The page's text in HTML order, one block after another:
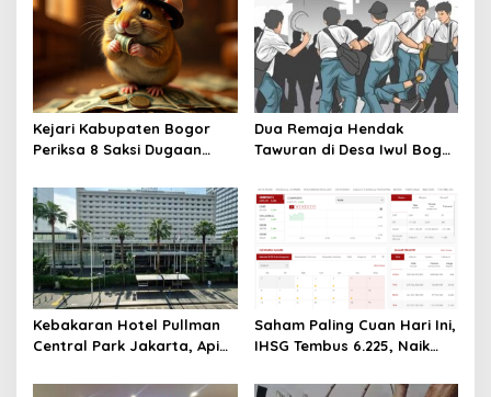
Kejari Kabupaten Bogor
Periksa 8 Saksi Dugaan
Pemkab dan Pihak Swasta
Dua Remaja Hendak
Tawuran di Desa Iwul Bogor
Kebakaran Hotel Pullman
Central Park Jakarta, Api
Saham Paling Cuan Hari Ini,
IHSG Tembus 6.225, Naik
Melonjak 3%, Saham DEWA